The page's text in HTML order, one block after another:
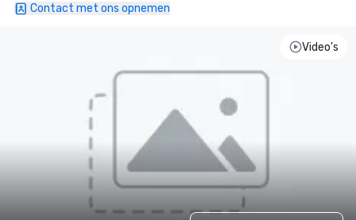
Contact met ons opnemen
Video's